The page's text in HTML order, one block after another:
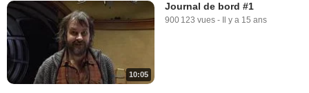
10:05
Journal de bord #1
900 123 vues - Il y a 15 ans